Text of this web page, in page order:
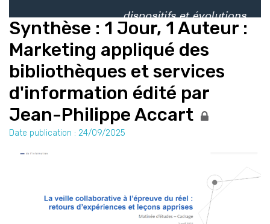
Synthèse : 1 Jour, 1 Auteur :
Marketing appliqué des
bibliothèques et services
d'information édité par
Jean-Philippe Accart
Date publication : 24/09/2025